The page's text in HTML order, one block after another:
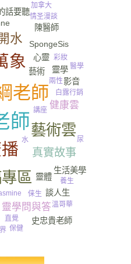
師
老師
象
區
藝術雲
水
真實故事
健康雲
靈學問與答
心靈
靈體
話要聽
靈學
SpongeSis
影音
談人生
史忠貴老師
生活美學
陳醫師
藝術
養生
保健
白露
醫學
講座
彩妝
直覺
漫談
俫生
溫哥華
行銷
兩性
加拿大
情圣
水 尿